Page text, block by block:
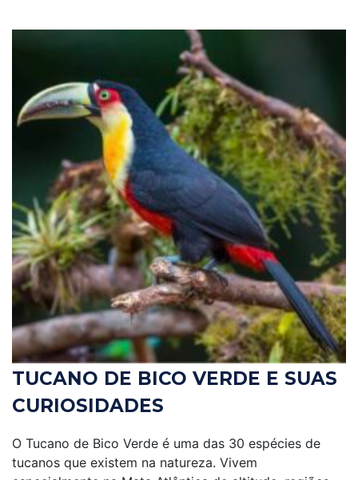
TUCANO DE BICO VERDE E SUAS
CURIOSIDADES
O Tucano de Bico Verde é uma das 30 espécies de
tucanos que existem na natureza. Vivem